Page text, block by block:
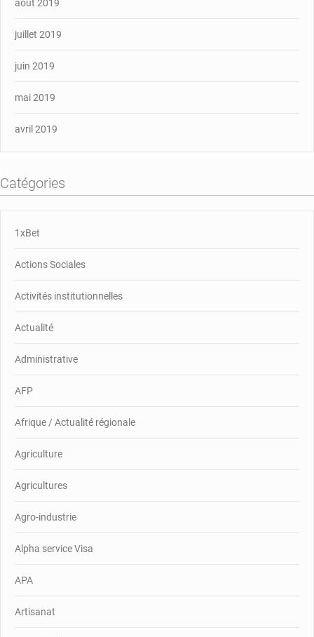
août 2019
juillet 2019
juin 2019
mai 2019
avril 2019
Catégories
1xBet
Actions Sociales
Activités institutionnelles
Actualité
Administrative
AFP
Afrique / Actualité régionale
Agriculture
Agricultures
Agro-industrie
Alpha service Visa
APA
Artisanat